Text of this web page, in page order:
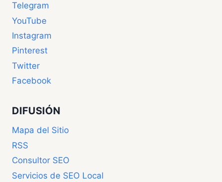
Telegram
YouTube
Instagram
Pinterest
Twitter
Facebook
DIFUSIÓN
Mapa del Sitio
RSS
Consultor SEO
Servicios de SEO Local